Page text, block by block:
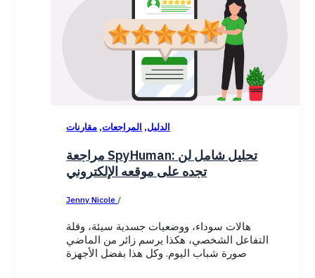
الدليل, المراجعات, مقارنات
مراجعة SpyHuman: تحليل شامل لن
تجده على موقعه الإلكتروني
Jenny Nicole/
هالات سوداء، ووضعيات جسدية سيئة، وقلة
التفاعل الشخصي، هكذا يرسم زائر من الماضي
صورة شباب اليوم. وكل هذا بفضل الأجهزة